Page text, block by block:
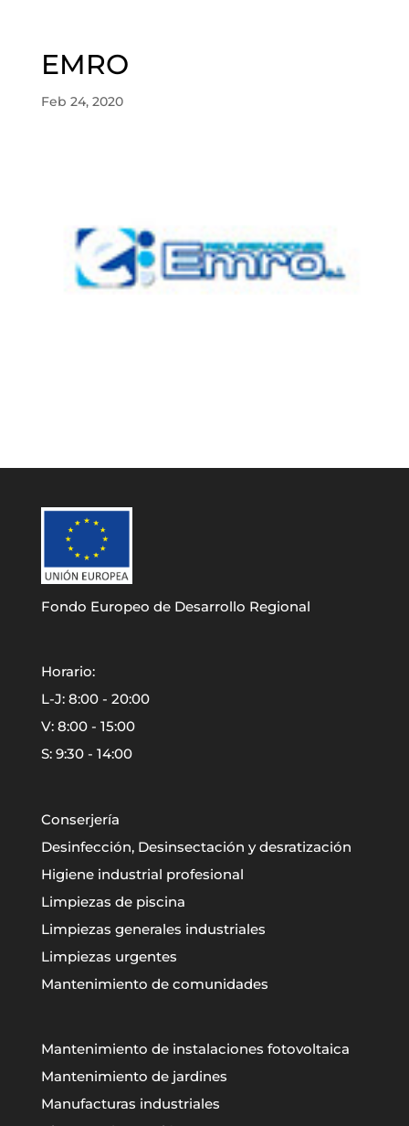
EMRO
Feb 24, 2020
Fondo Europeo de Desarrollo Regional
Horario:
L-J: 8:00 - 20:00
V: 8:00 - 15:00
S: 9:30 - 14:00
Conserjería
Desinfección, Desinsectación y desratización
Higiene industrial profesional
Limpiezas de piscina
Limpiezas generales industriales
Limpiezas urgentes
Mantenimiento de comunidades
Mantenimiento de instalaciones fotovoltaica
Mantenimiento de jardines
Manufacturas industriales